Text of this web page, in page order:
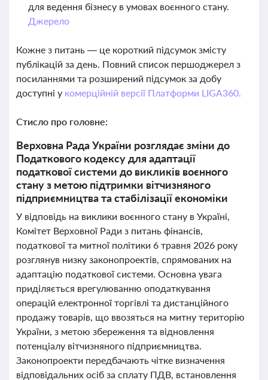
для ведення бізнесу в умовах воєнного стану.
Джерело
Кожне з питань — це короткий підсумок змісту
публікацій за день. Повний список першоджерел з
посиланнями та розширений підсумок за добу
доступні у комерційній версії Платформи LIGA360.
Стисло про головне:
Верховна Рада України розглядає зміни до
Податкового кодексу для адаптації
податкової системи до викликів воєнного
стану з метою підтримки вітчизняного
підприємництва та стабілізації економіки
У відповідь на виклики воєнного стану в Україні,
Комітет Верховної Ради з питань фінансів,
податкової та митної політики 6 травня 2026 року
розглянув низку законопроектів, спрямованих на
адаптацію податкової системи. Основна увага
приділяється врегулюванню оподаткування
операцій електронної торгівлі та дистанційного
продажу товарів, що ввозяться на митну територію
України, з метою збереження та відновлення
потенціалу вітчизняного підприємництва.
Законопроекти передбачають чітке визначення
відповідальних осіб за сплату ПДВ, встановлення